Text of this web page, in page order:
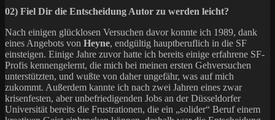
02) Fiel Dir die Entscheidung Autor zu werden leicht?
Nach einigen glücklosen Versuchen davor konnte ich 1989, dank
eines Angebots von Heyne, endgültig hauptberuflich in die SF
einsteigen. Einige Jahre zuvor hatte ich bereits einige erfahrene SF-
Profis kennengelernt, die mich bei meinen ersten Gehversuchen
unterstützten, und wußte von daher ungefähr, was auf mich
zukommt. Außerdem kannte ich nach zwei Jahren eines zwar
krisenfesten, aber unbefriedigenden Jobs an der Düsseldorfer
Universität bereits die Frustrationen, die ein „solider“ Beruf einem